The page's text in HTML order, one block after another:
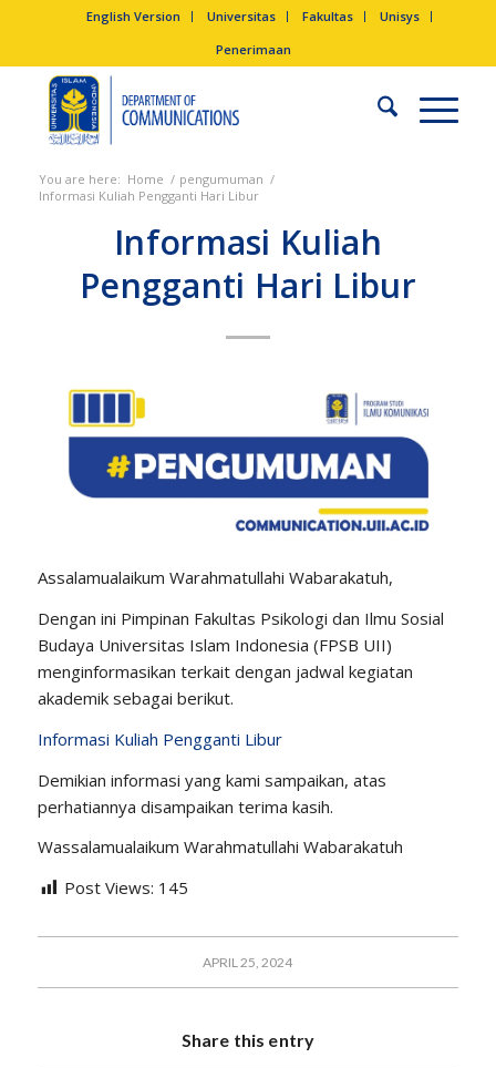
English Version Universitas Fakultas
Unisys
Penerimaan
You are here: Home / pengumuman /
Informasi Kuliah Pengganti Hari Libur
Informasi Kuliah
Pengganti Hari Libur
Assalamualaikum Warahmatullahi Wabarakatuh,
Dengan ini Pimpinan Fakultas Psikologi dan Ilmu Sosial
Budaya Universitas Islam Indonesia (FPSB UII)
menginformasikan terkait dengan jadwal kegiatan
akademik sebagai berikut.
Informasi Kuliah Pengganti Libur
Demikian informasi yang kami sampaikan, atas
perhatiannya disampaikan terima kasih.
Wassalamualaikum Warahmatullahi Wabarakatuh
Post Views: 145
APRIL 25, 2024
Share this entry